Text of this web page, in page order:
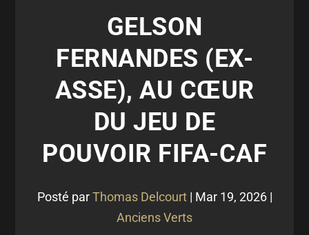
GELSON
FERNANDES (EX-
ASSE), AU CŒUR
DU JEU DE
POUVOIR FIFA-CAF
Posté parThomas Delcourt| Mar 19, 2026|
Anciens Verts